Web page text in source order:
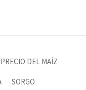
PRECIO DEL MAÍZ
SORGO